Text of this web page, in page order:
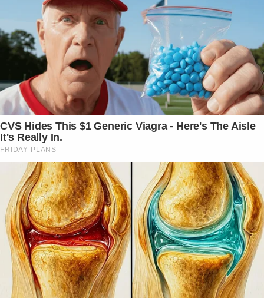
CVS Hides This $1 Generic Viagra - Here's The Aisle
It's Really In.
FRIDAY PLANS